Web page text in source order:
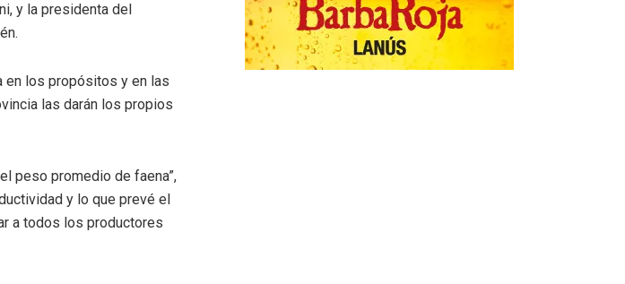
y la presidenta del
en los propósitos y en las
las darán los propios
peso promedio de faena”,
y lo que prevé el
a todos los productores